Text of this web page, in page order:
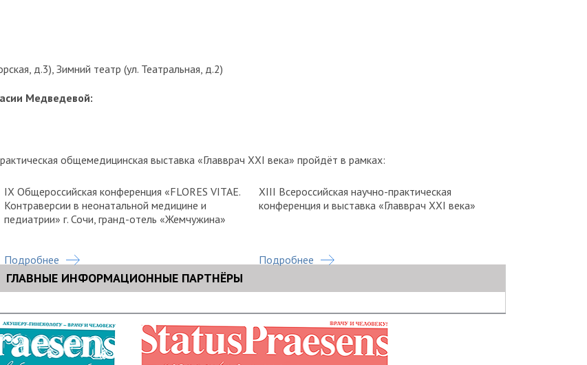
д.3), Зимний театр (ул. Театральная, д.2)
Медведевой:
общемедицинская выставка «Главврач XXI века» пройдёт в рамках:
IX Общероссийская конференция «FLORES VITAE.
Контраверсии в неонатальной медицине и
педиатрии» г. Сочи, гранд-отель «Жемчужина»
Подробнее
ХIII Всероссийская научно-практическая
конференция и выставка «Главврач XXI века»
Подробнее
ГЛАВНЫЕ ИНФОРМАЦИОННЫЕ ПАРТНЁРЫ